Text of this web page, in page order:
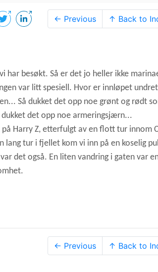
← Previous ↑ Back to
har besøkt. Så er det jo heller ikke
var litt spesiell. Hvor er innløpet
Så dukket det opp noe grønt og rødt
det opp noe armeringsjærn...
Harry Z, etterfulgt av en flott tur innom
lang tur i fjellet kom vi inn på en koselig
det også. En liten vandring i gaten var
← Previous ↑ Back to